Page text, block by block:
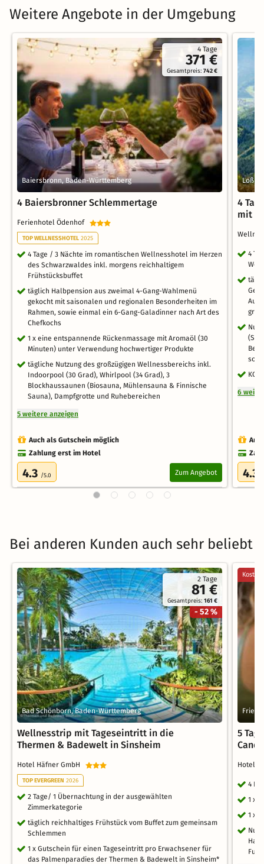
Weitere Angebote in der Umgebung
4 Tage
371 €
Gesamtpreis:742 €
Baiersbronn, Baden-Württemberg
4 Baiersbronner Schlemmertage
Ferienhotel Ödenhof
TOP WELLNESSHOTEL 2025
4 Tage / 3 Nächte im romantischen Wellnesshotel im Herzen
des Schwarzwaldes inkl. morgens reichhaltigem
Frühstücksbuffet
täglich Halbpension aus zweimal 4-Gang-Wahlmenü
gekocht mit saisonalen und regionalen Besonderheiten im
Rahmen, sowie einmal ein 6-Gang-Galadinner nach Art des
Chefkochs
1 x eine entspannende Rückenmassage mit Aromaöl (30
Minuten) unter Verwendung hochwertiger Produkte
tägliche Nutzung des großzügigen Wellnessbereichs inkl.
Indoorpool (30 Grad), Whirlpool (34 Grad), 3
Blockhaussaunen (Biosauna, Mühlensauna & Finnische
Sauna), Dampfgrotte und Ruhebereichen
5 weitere anzeigen
Auch als Gutschein möglich
Zahlung erst im Hotel
4.3 /5.0 Zum Angebot
4
mit
4
6
4.3
Bei anderen Kunden auch sehr beliebt
2 Tage
81 €
Gesamtpreis:161 €
- 52 %
Bad Schönborn, Baden-Württemberg
Wellnesstrip mit Tageseintritt in die
Thermen & Badewelt in Sinsheim
Hotel Häfner GmbH
TOP EVERGREEN 2026
2 Tage/ 1 Übernachtung in der ausgewählten
Zimmerkategorie
täglich reichhaltiges Frühstück vom Buffet zum gemeinsam
Schlemmen
1 x Gutschein für einen Tageseintritt pro Erwachsener für
das Palmenparadies der Thermen & Badewelt in Sinsheim*
5
Hotel
4
1 x
1 x